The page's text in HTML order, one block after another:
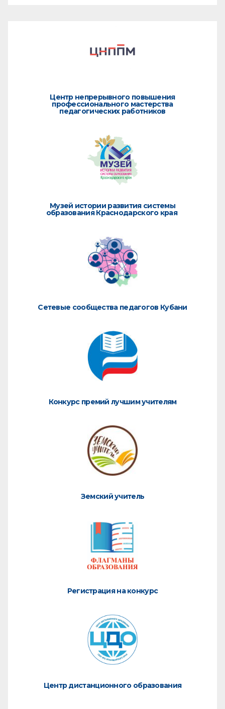
Центр непрерывного повышения
профессионального мастерства
педагогических работников
Музей истории развития системы
образования Краснодарского края
Сетевые сообщества педагогов Кубани
Конкурс премий лучшим учителям
Земский учитель
Регистрация на конкурс
Центр дистанционного образования